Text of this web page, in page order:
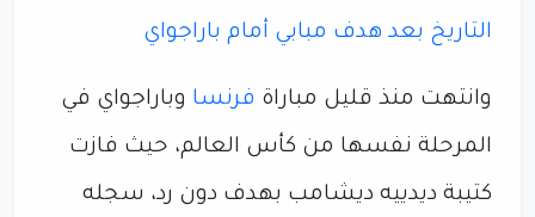
التاريخ بعد هدف مبابي أمام باراجواي
وانتهت منذ قليل مباراة فرنسا وباراجواي في
المرحلة نفسها من كأس العالم، حيث فازت
كتيبة ديدييه ديشامب بهدف دون رد، سجله